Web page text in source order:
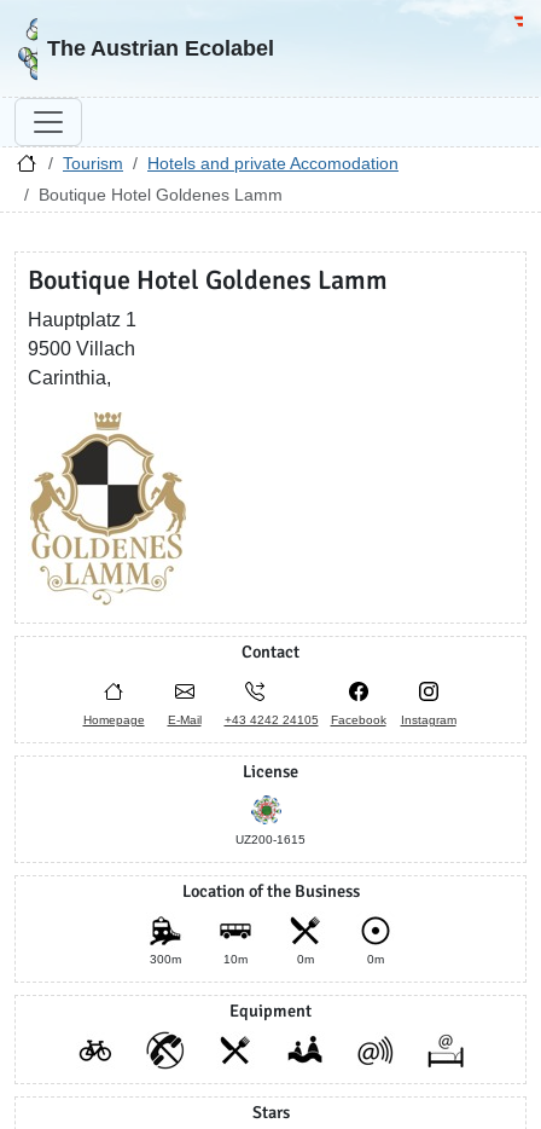
Go to homepage
The Austrian Ecolabel
Tourism
Hotels and private Accomodation
Boutique Hotel Goldenes Lamm
Boutique Hotel Goldenes Lamm
Hauptplatz 1
9500 Villach
Carinthia,
Contact
Homepage E-Mail +43 4242 24105 Facebook Instagram
License
UZ200-1615
Location of the Business
300m 10m 0m 0m
Equipment
Stars